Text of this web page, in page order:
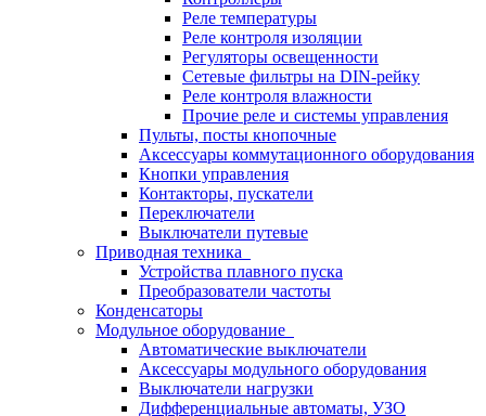
Реле температуры
Реле контроля изоляции
Регуляторы освещенности
Сетевые фильтры на DIN-рейку
Реле контроля влажности
Прочие реле и системы управления
Пульты, посты кнопочные
Аксессуары коммутационного оборудования
Кнопки управления
Контакторы, пускатели
Переключатели
Выключатели путевые
Приводная техника
Устройства плавного пуска
Преобразователи частоты
Конденсаторы
Модульное оборудование
Автоматические выключатели
Аксессуары модульного оборудования
Выключатели нагрузки
Дифференциальные автоматы, УЗО